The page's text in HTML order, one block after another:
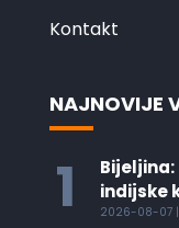
Kontakt
NAJNOVIJE
1
indijske
2026-08-07 |